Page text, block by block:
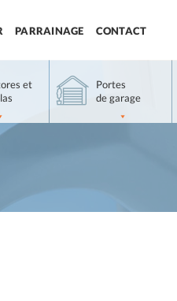
PARRAINAGE CONTACT
et
Portes
de garage